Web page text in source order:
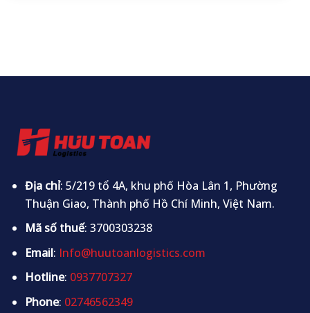
Địa chỉ: 5/219 tổ 4A, khu phố Hòa Lân 1, Phường
Thuận Giao, Thành phố Hồ Chí Minh, Việt Nam.
Mã số thuế: 3700303238
Email: Info@huutoanlogistics.com
Hotline: 0937707327
Phone: 02746562349